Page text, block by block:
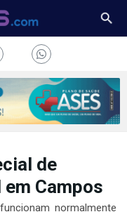
de
Campos
normalmente